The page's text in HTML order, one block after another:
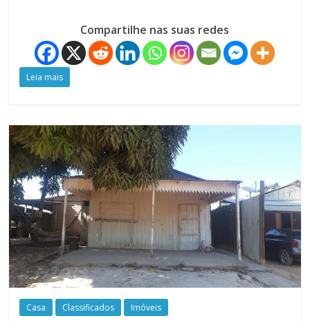
Compartilhe nas suas redes
Leia mais
Casa Classificados Imóveis